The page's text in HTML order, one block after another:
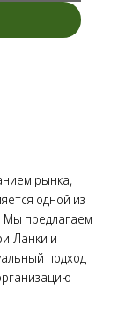
рынка,
одной из
Мы предлагаем
Ланки и
подход